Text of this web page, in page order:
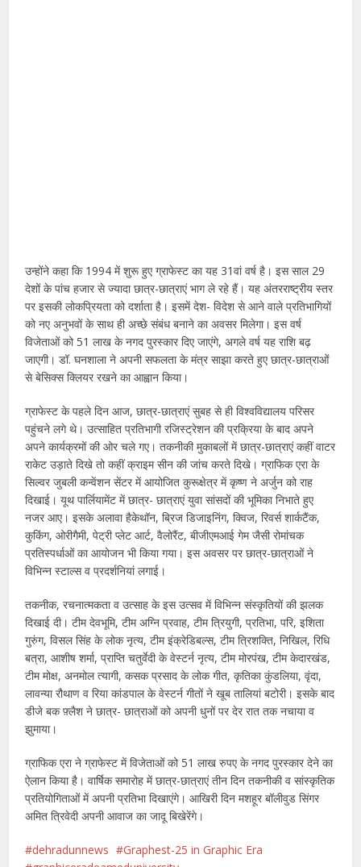
उन्होंने कहा कि 1994 में शुरू हुए ग्राफेस्ट का यह 31वां वर्ष है। इस साल 29
देशों के पांच हजार से ज्यादा छात्र-छात्राएं भाग ले रहे हैं। यह अंतरराष्ट्रीय स्तर
पर इसकी लोकप्रियता को दर्शाता है। इसमें देश- विदेश से आने वाले प्रतिभागियों
को नए अनुभवों के साथ ही अच्छे संबंध बनाने का अवसर मिलेगा। इस वर्ष
विजेताओं को 51 लाख के नगद पुरस्कार दिए जाएंगे, अगले वर्ष यह राशि बढ़
जाएगी। डॉ. घनशाला ने अपनी सफलता के मंत्र साझा करते हुए छात्र-छात्राओं
से बेसिक्स क्लियर रखने का आह्वान किया।
ग्राफेस्ट के पहले दिन आज, छात्र-छात्राएं सुबह से ही विश्वविद्यालय परिसर
पहुंचने लगे थे। उत्साहित प्रतिभागी रजिस्ट्रेशन की प्रक्रिया के बाद अपने
अपने कार्यक्रमों की ओर चले गए। तकनीकी मुकाबलों में छात्र-छात्राएं कहीं वाटर
राकेट उड़ाते दिखे तो कहीं क्राइम सीन की जांच करते दिखे। ग्राफिक एरा के
सिल्वर जुबली कन्वेंशन सेंटर में आयोजित कुरूक्षेत्र में कृष्ण ने अर्जुन को राह
दिखाई। यूथ पार्लियामेंट में छात्र- छात्राएं युवा सांसदों की भूमिका निभाते हुए
नजर आए। इसके अलावा हैकेथॉन, ब्रिज डिजाइनिंग, क्विज, रिवर्स शार्कटैंक,
कुकिंग, ओरीगैमी, पेट्री प्लेट आर्ट, वैलोरैंट, बीजीएमआई गेम जैसी रोमांचक
प्रतिस्पर्धाओं का आयोजन भी किया गया। इस अवसर पर छात्र-छात्राओं ने
विभिन्न स्टाल्स व प्रदर्शनियां लगाई।
तकनीक, रचनात्मकता व उत्साह के इस उत्सव में विभिन्न संस्कृतियों की झलक
दिखाई दी। टीम देवभूमि, टीम अग्नि प्रवाह, टीम त्रियुगी, प्रतिभा, परि, इशिता
गुरुंग, विसल सिंह के लोक नृत्य, टीम इंक्रेडिबल्स, टीम त्रिशक्ति, निखिल, रिधि
बत्रा, आशीष शर्मा, प्राप्ति चतुर्वेदी के वेस्टर्न नृत्य, टीम मोरपंख, टीम केदारखंड,
टीम मोक्ष, अनमोल त्यागी, कसक प्रसाद के लोक गीत, कृतिका कुंडलिया, वृंदा,
लावन्या रौथाण व रिया कांडपाल के वेस्टर्न गीतों ने खूब तालियां बटोरी। इसके बाद
डीजे बक फ़्लैश ने छात्र- छात्राओं को अपनी धुनों पर देर रात तक नचाया व
झुमाया।
ग्राफिक एरा ने ग्राफेस्ट में विजेताओं को 51 लाख रुपए के नगद पुरस्कार देने का
ऐलान किया है।‌ वार्षिक समारोह में छात्र‌-छात्राएं तीन दिन तकनीकी व सांस्कृतिक
प्रतियोगिताओं में अपनी प्रतिभा दिखाएंगे। आखिरी दिन मशहूर बॉलीवुड सिंगर
अमित त्रिवेदी अपनी आवाज का जादू बिखेरेंगे।
dehradunnews
Graphest-25 in Graphic Era